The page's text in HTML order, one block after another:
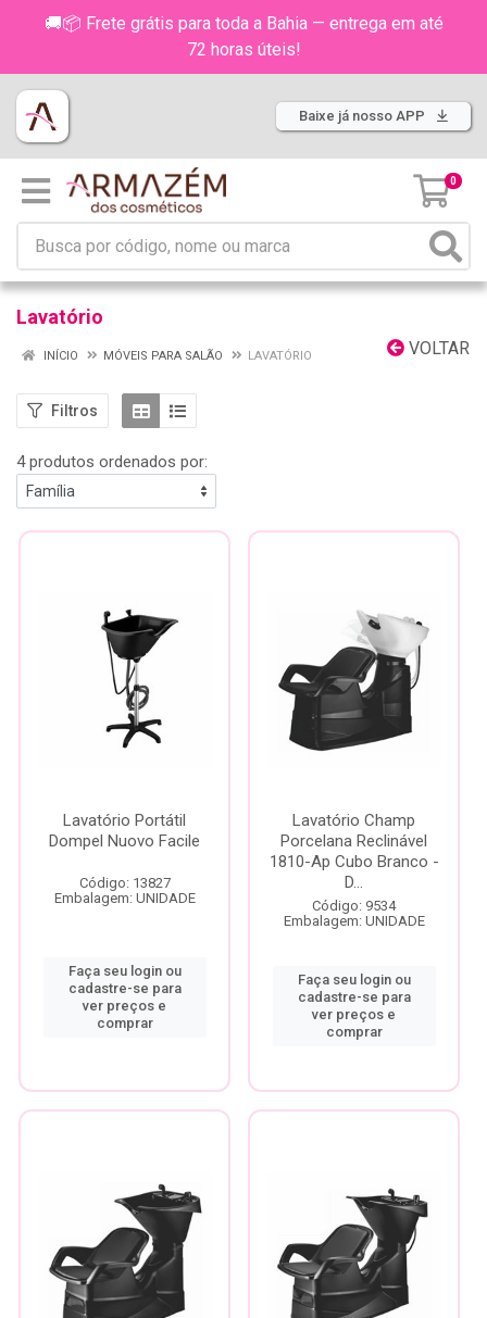
🚚📦 Frete grátis para toda a Bahia — entrega em até
72 horas úteis!
Baixe já nosso APP
0
Lavatório
VOLTAR
INÍCIO MÓVEIS PARA SALÃO LAVATÓRIO
Filtros
4 produtos ordenados por:
Lavatório Portátil
Dompel Nuovo Facile
Código: 13827
Embalagem: UNIDADE
Faça seu login ou
cadastre-se para
ver preços e
comprar
Lavatório Champ
Porcelana Reclinável
1810-Ap Cubo Branco -
D...
Código: 9534
Embalagem: UNIDADE
Faça seu login ou
cadastre-se para
ver preços e
comprar